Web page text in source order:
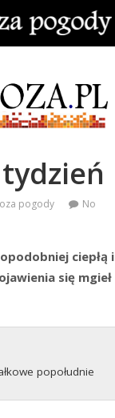
tydzień
pogody
No
ciepłą i
się mgieł
popołudnie